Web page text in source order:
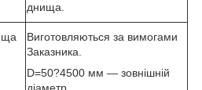
днища.
Виготовляються за вимогами
Заказника.
D=50?4500 мм — зовнішній